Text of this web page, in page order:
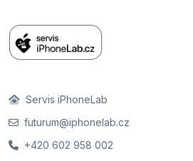
Servis iPhoneLab
futurum@iphonelab.cz
+420 602 958 002